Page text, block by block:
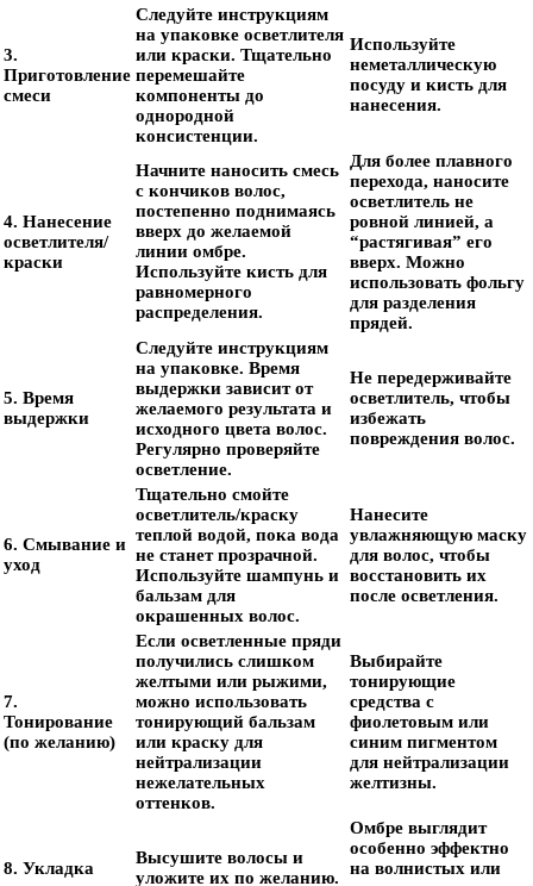
3.
Приготовление
смеси
Следуйте инструкциям
на упаковке осветлителя
или краски. Тщательно
перемешайте
компоненты до
однородной
консистенции.
Используйте
неметаллическую
посуду и кисть для
нанесения.
4. Нанесение
осветлителя/
краски
Начните наносить смесь
с кончиков волос,
постепенно поднимаясь
вверх до желаемой
линии омбре.
Используйте кисть для
равномерного
распределения.
Для более плавного
перехода, наносите
осветлитель не
ровной линией, а
“растягивая” его
вверх. Можно
использовать фольгу
для разделения
прядей.
5. Время
выдержки
Следуйте инструкциям
на упаковке. Время
выдержки зависит от
желаемого результата и
исходного цвета волос.
Регулярно проверяйте
осветление.
Не передерживайте
осветлитель, чтобы
избежать
повреждения волос.
6. Смывание и
уход
Тщательно смойте
осветлитель/краску
теплой водой, пока вода
не станет прозрачной.
Используйте шампунь и
бальзам для
окрашенных волос.
Нанесите
увлажняющую маску
для волос, чтобы
восстановить их
после осветления.
7.
Тонирование
(по желанию)
Если осветленные пряди
получились слишком
желтыми или рыжими,
можно использовать
тонирующий бальзам
или краску для
нейтрализации
нежелательных
оттенков.
Выбирайте
тонирующие
средства с
фиолетовым или
синим пигментом
для нейтрализации
желтизны.
8. Укладка
Высушите волосы и
уложите их по желанию.
Омбре выглядит
особенно эффектно
на волнистых или